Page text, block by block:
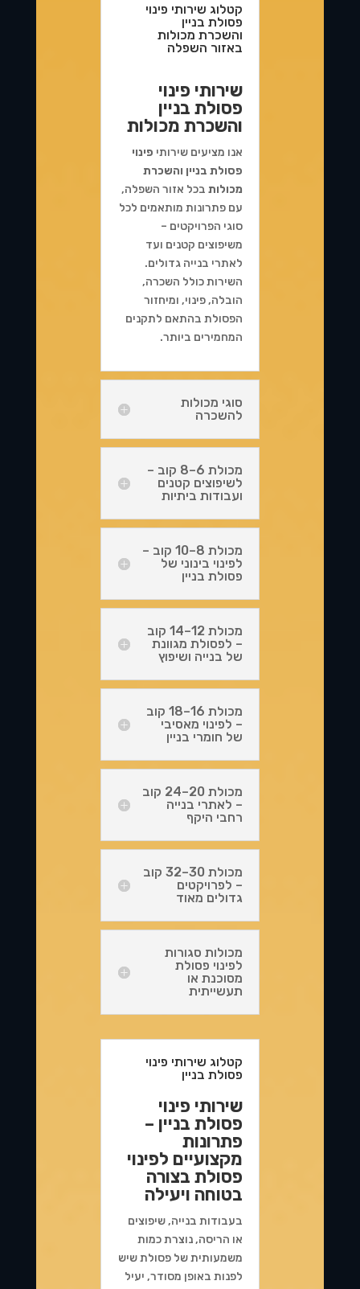
קטלוג שירותי פינוי
פסולת בניין
והשכרת מכולות
באזור השפלה
שירותי פינוי
פסולת בניין
והשכרת מכולות
אנו מציעים שירותי פינוי
פסולת בניין והשכרת
מכולותבכל אזור השפלה,
עם פתרונות מותאמים לכל
סוגי הפרויקטים –
משיפוצים קטנים ועד
לאתרי בנייה גדולים.
השירות כולל השכרה,
הובלה, פינוי, ומיחזור
הפסולת בהתאם לתקנים
המחמירים ביותר.
סוגי מכולות
להשכרה
מכולת 6–8 קוב –
לשיפוצים קטנים
ועבודות ביתיות
מכולת 8–10 קוב –
לפינוי בינוני של
פסולת בניין
מכולת 12–14 קוב
– לפסולת מגוונת
של בנייה ושיפוץ
מכולת 16–18 קוב
– לפינוי מאסיבי
של חומרי בניין
מכולת 20–24 קוב
– לאתרי בנייה
רחבי היקף
מכולת 30–32 קוב
– לפרויקטים
גדולים מאוד
מכולות סגורות
לפינוי פסולת
מסוכנת או
תעשייתית
קטלוג שירותי פינוי
פסולת בניין
שירותי פינוי
פסולת בניין –
פתרונות
מקצועיים לפינוי
פסולת בצורה
בטוחה ויעילה
בעבודות בנייה, שיפוצים
או הריסה, נוצרת כמות
משמעותית של פסולת שיש
לפנות באופן מסודר, יעיל